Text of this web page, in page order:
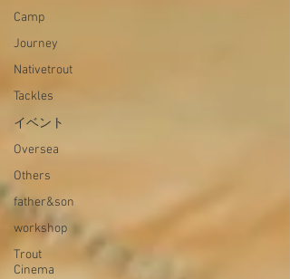
Camp
Journey
Nativetrout
Tackles
イベント
Oversea
Others
father&son
workshop
Trout
Cinema